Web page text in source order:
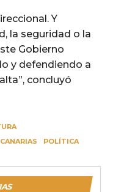
Y
la seguridad o la
Gobierno
y defendiendo a
concluyó
POLÍTICA